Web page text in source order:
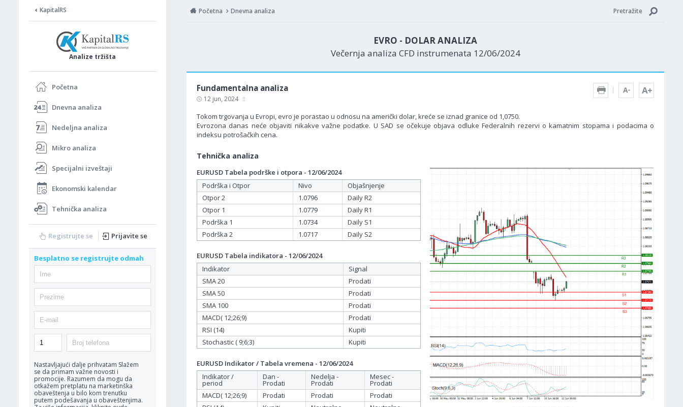
KapitalRS
Analize tržišta
Početna
Dnevna analiza
Nedeljna analiza
Mikro analiza
Specijalni izveštaji
Ekonomski kalendar
Tehnička analiza
Registrujte se Prijavite se
Besplatno se registrujte odmah
Nastavljajući dalje prihvatam Slažem
se da primam važne novosti i
promocije. Razumem da mogu da
otkažem pretplatu na marketinška
obaveštenja u bilo kom trenutku
putem podešavanja u obaveštenjima.
Početna Dnevna analiza Pretražite
EVRO - DOLAR ANALIZA
Večernja analiza CFD instrumenata 12/06/2024
Fundamentalna analiza
12 jun, 2024
Tokom trgovanja u Evropi, evro je porastao u odnosu na američki dolar, kreće se iznad granice od 1,0750.
Evrozona danas neće objaviti nikakve važne podatke. U SAD se očekuje objava odluke Federalnih rezervi o kamatnim stopama i podacima o
indeksu potrošačkih cena.
Tehnička analiza
EURUSD Tabela podrške i otpora - 12/06/2024
Podrška i Otpor
Nivo
Objašnjenje
Otpor 2
1.0796
Daily R2
Otpor 1
1.0779
Daily R1
Podrška 1
1.0734
Daily S1
Podrška 2
1.0717 Daily S2
EURUSD Tabela indikatora - 12/06/2024
Indikator
Signal
SMA 20
Prodati
SMA 50
Prodati
SMA 100
Prodati
MACD( 12;26;9)
Prodati
RSI (14)
Kupiti
Stochastic ( 9;6;3)
Kupiti
EURUSD Indikator / Tabela vremena - 12/06/2024
Indikator /
period
Dan -
Prodati
Nedelja -
Prodati
Mesec -
Prodati
MACD( 12;26;9)
Prodati Prodati
Prodati